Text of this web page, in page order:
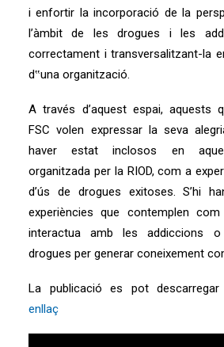
i enfortir la incorporació de la
l’àmbit de les drogues i les
correctament i transversalitzant-la
d‟una organització.
A través d’aquest espai, aquests
FSC volen expressar la seva
haver estat inclosos en
organitzada per la RIOD, com a
d’ús de drogues exitoses. S’hi
experiències que contemplen
interactua amb les addiccions
drogues per generar coneixement
La publicació es pot descarregar
enllaç